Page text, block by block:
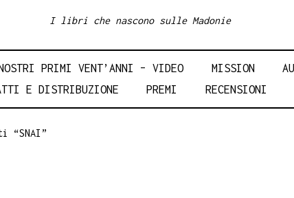
I libri che nascono sulle Madonie
PRIMI VENT’ANNI – VIDEO MISSION
E DISTRIBUZIONE
PREMI RECENSIONI
“SNAI”